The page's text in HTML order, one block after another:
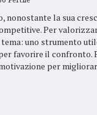
nonostante la sua
Per
uno strumento
favorire il confronto.
per